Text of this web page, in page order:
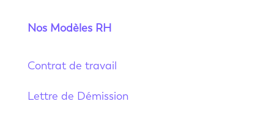
Nos Modèles RH
Contrat de travail
Lettre de Démission